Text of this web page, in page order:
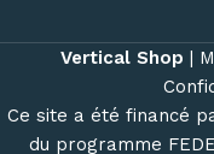
Vertical Shop |
Ce site a été financé
du programme